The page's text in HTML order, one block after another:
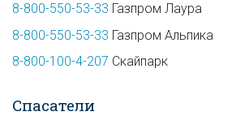
8-800-550-53-33 Газпром Лаура
8-800-550-53-33 Газпром Альпика
8-800-100-4-207 Скайпарк
Спасатели